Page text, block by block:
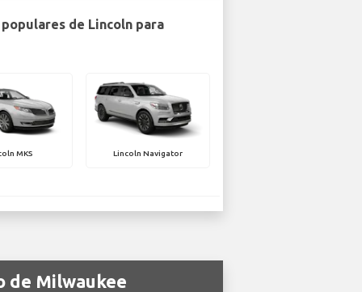
de Lincoln para
MKS Lincoln Navigator
de Milwaukee